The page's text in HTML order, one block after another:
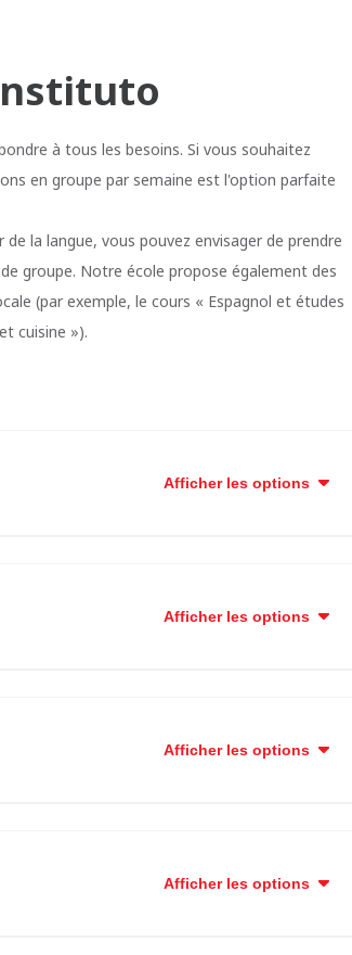
à tous les besoins. Si vous souhaitez
en groupe par semaine est l'option parfaite
la langue, vous pouvez envisager de prendre
groupe. Notre école propose également des
(par exemple, le cours « Espagnol et études
cuisine »).
Afficher les options
Afficher les options
Afficher les options
Afficher les options